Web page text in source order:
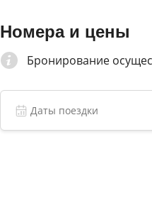
Номера и цены
Бронирование